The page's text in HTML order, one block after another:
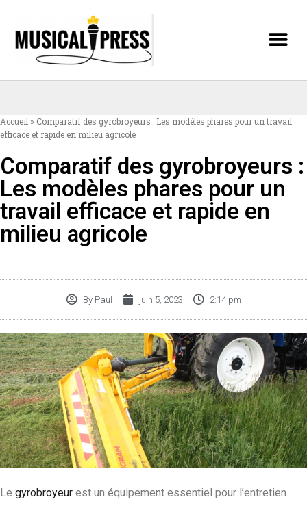
Accueil » Comparatif des gyrobroyeurs : Les modèles phares pour un travail
efficace et rapide en milieu agricole
Comparatif des gyrobroyeurs :
Les modèles phares pour un
travail efficace et rapide en
milieu agricole
ByPaul juin 5, 2023 2:14 pm
Le gyrobroyeur est un équipement essentiel pour l’entretien